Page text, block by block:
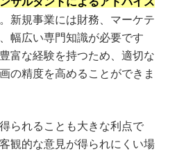
新規事業には財務、マーケテ
幅広い専門知識が必要です
富な経験を持つため、適切な
の精度を高めることができま
られることも大きな利点で
観的な意見が得られにくい場